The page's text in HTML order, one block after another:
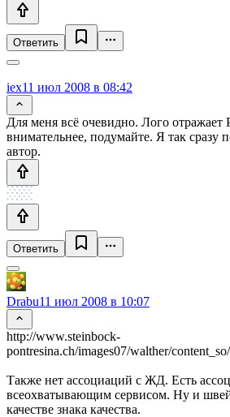
Ответить
iex11 июл 2008 в 08:42
Для меня всё очевидно. Лого
внимательнее, подумайте. Я так сразу
автор.
Ответить
Drabu11 июл 2008 в 10:07
http://www.steinbock-
pontresina.ch/images07/walther/
Также нет ассоциаций с ЖД. Есть
всеохватывающим сервисом. Ну и
качестве знака качества.